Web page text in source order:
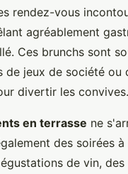
rendez-vous
agréablement
Ces brunchs sont
de jeux de société ou
divertir les convives.
en terrasse ne
des soirées à
de vin, des